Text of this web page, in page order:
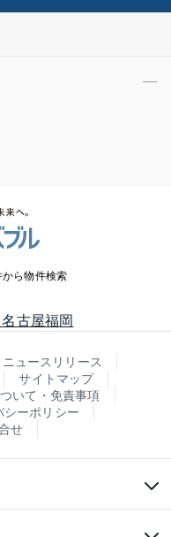
ら物件検索
名古屋福岡
ニュースリリース
サイトマップ
いて・免責事項
ーポリシー
せ